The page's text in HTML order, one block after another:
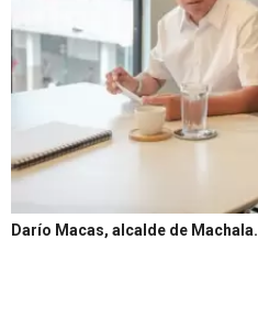
Darío Macas, alcalde de Machala.